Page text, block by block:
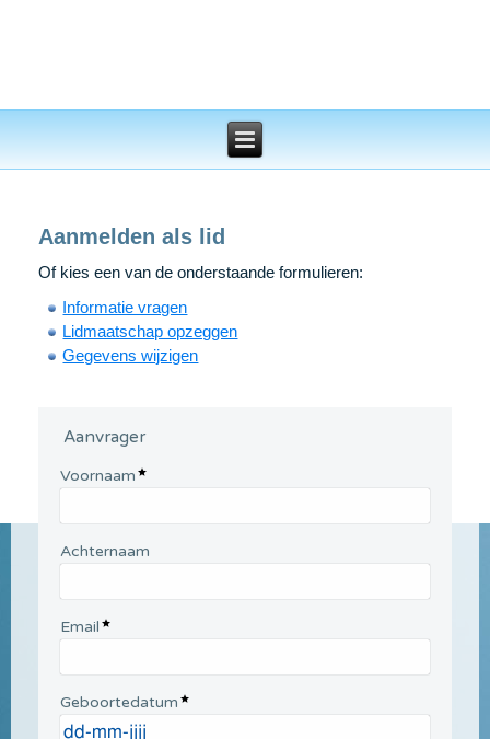
Aanmelden als lid
Of kies een van de onderstaande formulieren:
Informatie vragen
Lidmaatschap opzeggen
Gegevens wijzigen
Aanvrager
Voornaam
Achternaam
Email
Geboortedatum